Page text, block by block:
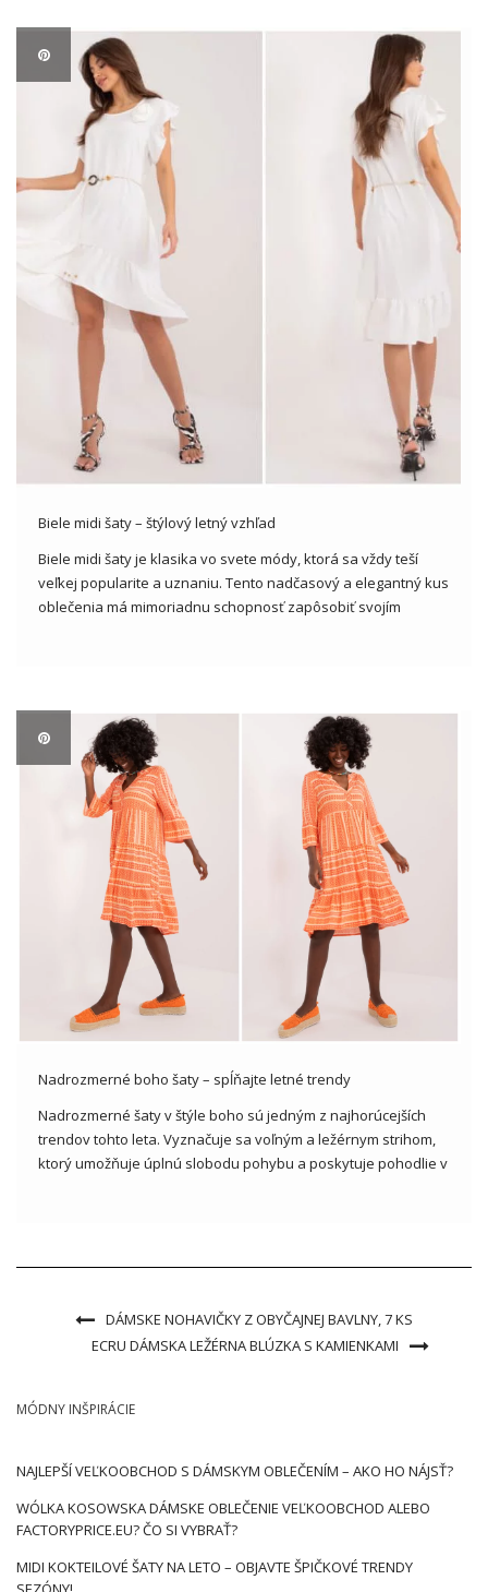
Biele midi šaty – štýlový letný vzhľad
Biele midi šaty je klasika vo svete módy, ktorá sa vždy teší
veľkej popularite a uznaniu. Tento nadčasový a elegantný kus
oblečenia má mimoriadnu schopnosť zapôsobiť svojím
Nadrozmerné boho šaty – spĺňajte letné trendy
Nadrozmerné šaty v štýle boho sú jedným z najhorúcejších
trendov tohto leta. Vyznačuje sa voľným a ležérnym strihom,
ktorý umožňuje úplnú slobodu pohybu a poskytuje pohodlie v
DÁMSKE NOHAVIČKY Z OBYČAJNEJ BAVLNY, 7 KS
ECRU DÁMSKA LEŽÉRNA BLÚZKA S KAMIENKAMI
MÓDNY INŠPIRÁCIE
NAJLEPŠÍ VEĽKOOBCHOD S DÁMSKYM OBLEČENÍM – AKO HO NÁJSŤ?
WÓLKA KOSOWSKA DÁMSKE OBLEČENIE VEĽKOOBCHOD ALEBO
FACTORYPRICE.EU? ČO SI VYBRAŤ?
MIDI KOKTEILOVÉ ŠATY NA LETO – OBJAVTE ŠPIČKOVÉ TRENDY